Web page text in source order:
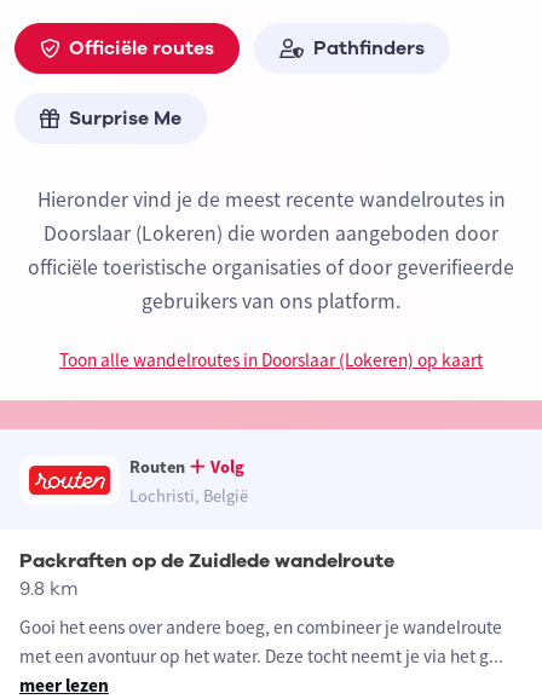
Officiële routes Pathfinders
Surprise Me
Hieronder vind je de meest recente wandelroutes in
Doorslaar (Lokeren) die worden aangeboden door
officiële toeristische organisaties of door geverifieerde
gebruikers van ons platform.
Toon alle wandelroutes in Doorslaar (Lokeren) op kaart
Routen
Volg
Lochristi, België
Packraften op de Zuidlede wandelroute
9.8 km
Gooi het eens over andere boeg, en combineer je wandelroute
met een avontuur op het water. Deze tocht neemt je via het g...
meer lezen